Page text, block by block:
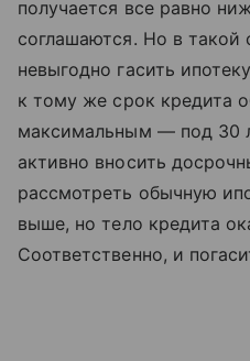
получается все равно
соглашаются. Но в такой
невыгодно гасить
к тому же срок кредита
максимальным — под 30
активно вносить
рассмотреть обычную
выше, но тело кредита
Соответственно, и